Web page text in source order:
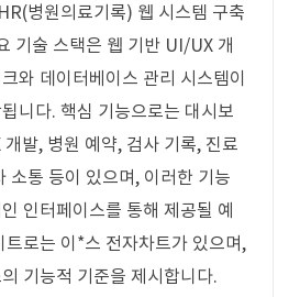
병원의료기록) 웹 시스템 구축
기술 스택은 웹 기반 UI/UX 개
와 데이터베이스 관리 시스템이
니다. 핵심 기능으로는 대시보
발, 병원 예약, 검사 기록, 진료
소통 등이 있으며, 이러한 기능
인터페이스를 통해 제공될 예
트로는 이*스 전자차트가 있으며,
기능적 기준을 제시합니다.